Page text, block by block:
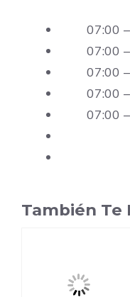
07:00
07:00
07:00
07:00
07:00
También Te